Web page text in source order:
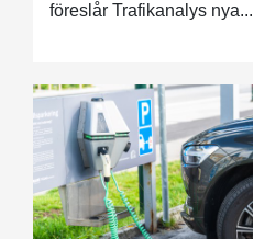
föreslår Trafikanalys nya...